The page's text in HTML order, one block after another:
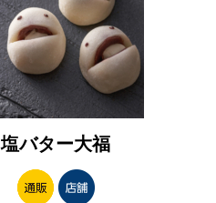
塩バター大福